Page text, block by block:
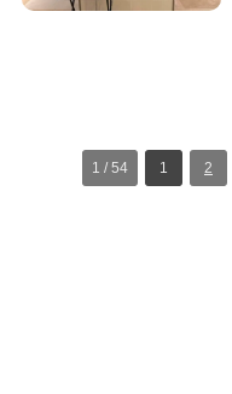
1 / 54 1 2